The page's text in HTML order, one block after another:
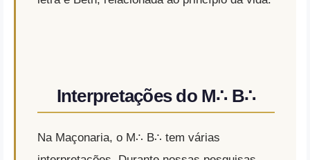
Interpretações do M∴ B∴
Na Maçonaria, o M∴ B∴ tem várias